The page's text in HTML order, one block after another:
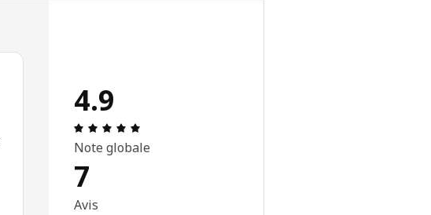
4.9
Note globale
7
Avis